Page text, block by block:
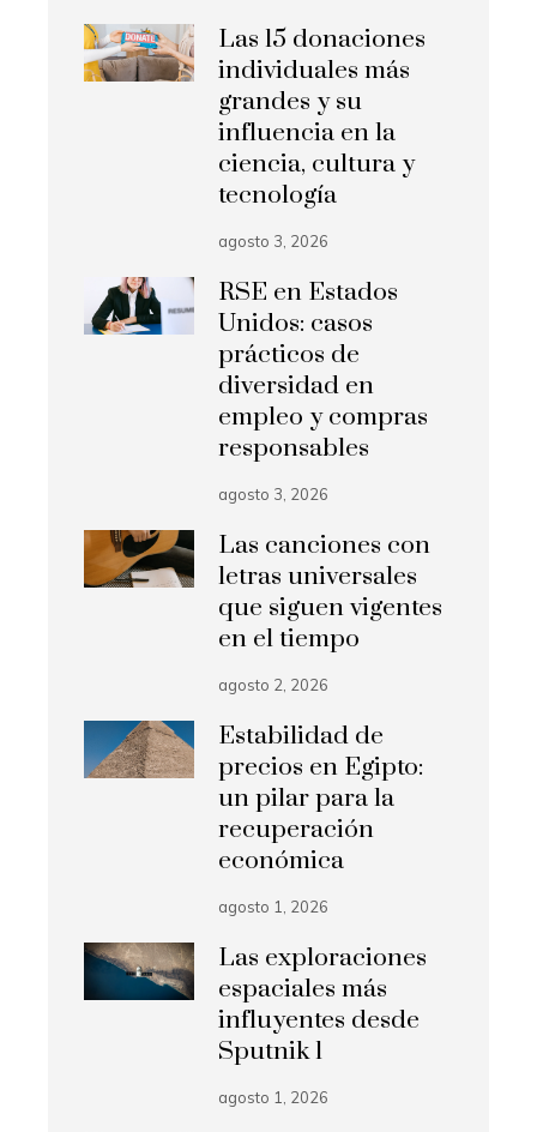
Las 15 donaciones
individuales más
grandes y su
influencia en la
ciencia, cultura y
tecnología
agosto 3, 2026
RSE en Estados
Unidos: casos
prácticos de
diversidad en
empleo y compras
responsables
agosto 3, 2026
Las canciones con
letras universales
que siguen vigentes
en el tiempo
agosto 2, 2026
Estabilidad de
precios en Egipto:
un pilar para la
recuperación
económica
agosto 1, 2026
Las exploraciones
espaciales más
influyentes desde
Sputnik 1
agosto 1, 2026